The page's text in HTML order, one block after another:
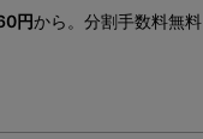
円から。分割手数料無料